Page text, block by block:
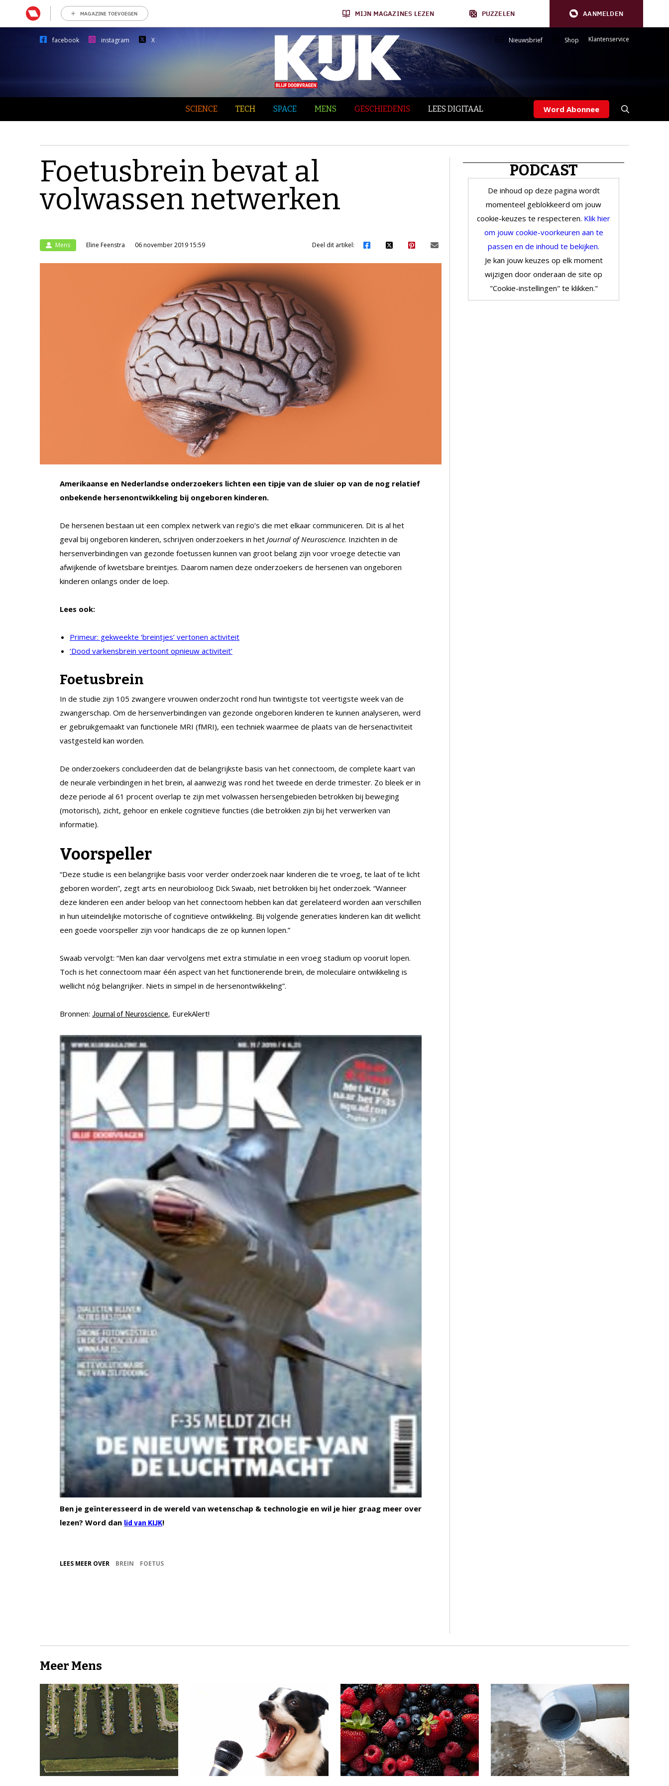
MAGAZINE TOEVOEGEN MIJN MAGAZINES LEZEN PUZZELEN AANMELDEN
facebook instagram X Nieuwsbrief Shop Klantenservice
SCIENCE TECH SPACE MENS GESCHIEDENIS LEES DIGITAAL Word Abonnee
Foetusbrein bevat al
volwassen netwerken
Mens Eline Feenstra 06 november 2019 15:59 Deel dit artikel:
Amerikaanse en Nederlandse onderzoekers lichten een tipje van de sluier op van de nog relatief
onbekende hersenontwikkeling bij ongeboren kinderen.
De hersenen bestaan uit een complex netwerk van regio’s die met elkaar communiceren. Dit is al het
geval bij ongeboren kinderen, schrijven onderzoekers in het Journal of Neuroscience. Inzichten in de
hersenverbindingen van gezonde foetussen kunnen van groot belang zijn voor vroege detectie van
afwijkende of kwetsbare breintjes. Daarom namen deze onderzoekers de hersenen van ongeboren
kinderen onlangs onder de loep.
Lees ook:
Primeur: gekweekte ‘breintjes’ vertonen activiteit
‘Dood varkensbrein vertoont opnieuw activiteit’
Foetusbrein
In de studie zijn 105 zwangere vrouwen onderzocht rond hun twintigste tot veertigste week van de
zwangerschap. Om de hersenverbindingen van gezonde ongeboren kinderen te kunnen analyseren, werd
er gebruikgemaakt van functionele MRI (fMRI), een techniek waarmee de plaats van de hersenactiviteit
vastgesteld kan worden.
De onderzoekers concludeerden dat de belangrijkste basis van het connectoom, de complete kaart van
de neurale verbindingen in het brein, al aanwezig was rond het tweede en derde trimester. Zo bleek er in
deze periode al 61 procent overlap te zijn met volwassen hersengebieden betrokken bij beweging
(motorisch), zicht, gehoor en enkele cognitieve functies (die betrokken zijn bij het verwerken van
informatie).
Voorspeller
“Deze studie is een belangrijke basis voor verder onderzoek naar kinderen die te vroeg, te laat of te licht
geboren worden”, zegt arts en neurobioloog Dick Swaab, niet betrokken bij het onderzoek. “Wanneer
deze kinderen een ander beloop van het connectoom hebben kan dat gerelateerd worden aan verschillen
in hun uiteindelijke motorische of cognitieve ontwikkeling. Bij volgende generaties kinderen kan dit wellicht
een goede voorspeller zijn voor handicaps die ze op kunnen lopen.”
Swaab vervolgt: “Men kan daar vervolgens met extra stimulatie in een vroeg stadium op vooruit lopen.
Toch is het connectoom maar één aspect van het functionerende brein, de moleculaire ontwikkeling is
wellicht nóg belangrijker. Niets in simpel in de hersenontwikkeling”.
Bronnen: Journal of Neuroscience, EurekAlert!
Ben je geïnteresseerd in de wereld van wetenschap & technologie en wil je hier graag meer over
lezen? Word dan lid van KIJK!
LEES MEER OVER BREIN FOETUS
PODCAST
De inhoud op deze pagina wordt
momenteel geblokkeerd om jouw
cookie-keuzes te respecteren. Klik hier
om jouw cookie-voorkeuren aan te
passen en de inhoud te bekijken.
Je kan jouw keuzes op elk moment
wijzigen door onderaan de site op
"Cookie-instellingen" te klikken."
Meer Mens